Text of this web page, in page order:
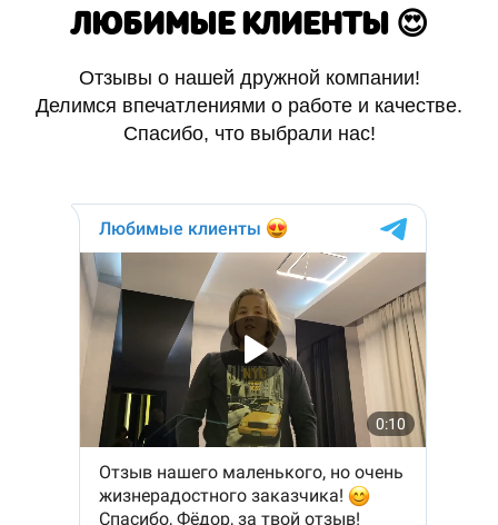
ЛЮБИМЫЕ КЛИЕНТЫ 😍
Отзывы о нашей дружной компании!
Делимся впечатлениями о работе и качестве.
Спасибо, что выбрали нас!